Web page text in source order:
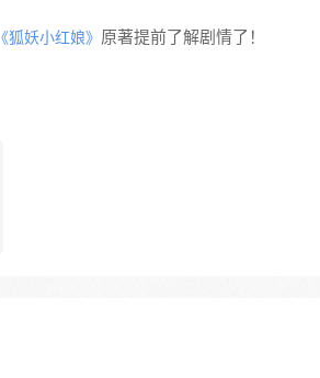
《狐妖小红娘》 原著提前了解剧情了！